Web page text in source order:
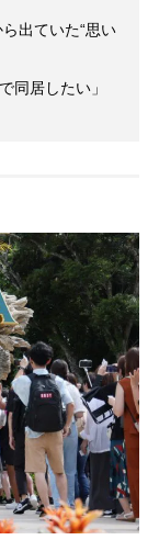
出ていた“思い
同居したい」